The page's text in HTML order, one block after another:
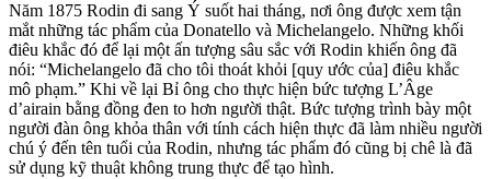
Năm 1875 Rodin đi sang Ý suốt hai tháng, nơi ông được xem tận
mắt những tác phẩm của Donatello và Michelangelo. Những khối
điêu khắc đó để lại một ấn tượng sâu sắc với Rodin khiến ông đã
nói: “Michelangelo đã cho tôi thoát khỏi [quy ước của] điêu khắc
mô phạm.” Khi về lại Bỉ ông cho thực hiện bức tượng L’Âge
d’airain bằng đồng đen to hơn người thật. Bức tượng trình bày một
người đàn ông khỏa thân với tính cách hiện thực đã làm nhiều người
chú ý đến tên tuổi của Rodin, nhưng tác phẩm đó cũng bị chê là đã
sử dụng kỹ thuật không trung thực để tạo hình.